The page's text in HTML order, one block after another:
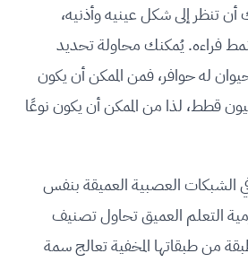
تنظر إلى شكل عينيه وأذنيه،
فراءه. يُمكنك محاولة تحديد
له حوافر، فمن الممكن أن يكون
قطط، لذا من الممكن أن يكون نوعًا
الشبكات العصبية العميقة بنفس
التعلم العميق تحاول تصنيف
من طبقاتها المخفية تعالج سمة